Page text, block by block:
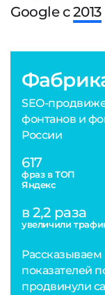
Google с2013
SEO-
фонтанов и
России
617
фраз в ТОП
Яндекс
в 2,2 раза
увеличили
показателей
продвинули